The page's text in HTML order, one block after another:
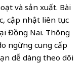
và sản xuất. Bài
cập nhật liên tục
Đồng Nai. Thông
ngừng cung cấp
dễ dàng theo dõi